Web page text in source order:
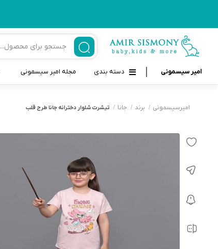
امیر سیسمونی دسته بندی
قاب و بندپستانک
شانه برس کودک
پواربینی
مسواک و خمیر دندان کودک
تب سنج نوزاد و کودک
رابط و پد سینه
لوازم حمام نوزاد
لوازم اتاق نوزاد و کودک
اسباب بازی دخترانه و پسرانه
مجله امیر سیسمونی
امیرسیسمونی برند جانا تیشرت شلوار دخترانه جانا طرح قلب